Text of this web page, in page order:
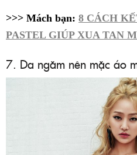
>>> Mách bạn: 8 CÁCH
PASTEL GIÚP XUA TAN
7. Da ngăm nên mặc áo